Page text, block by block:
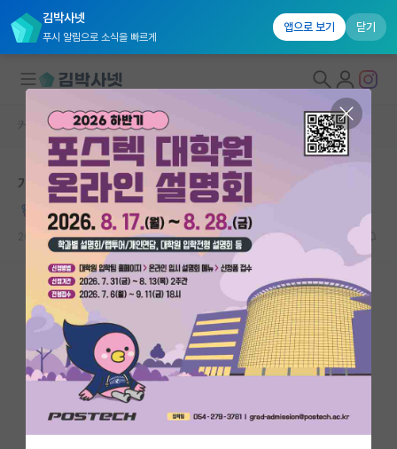
김박사넷
푸시 알림으로 소식을 빠르게
앱으로 보기 닫기
대학원생 모집
국내대학원 정보
연구실&오픈랩
커뮤니티
커뮤니티 홈
전체글보기
베스트 게시판
IF 명예의전당
자유 게시판(아무개랩)
커뮤니티 홈 자유 게시판(아무개랩)
개천용 스타일 교수님 연구실은 입학 다시 생각해보세요
Malcolm Dole
2020.12.08 21 20187